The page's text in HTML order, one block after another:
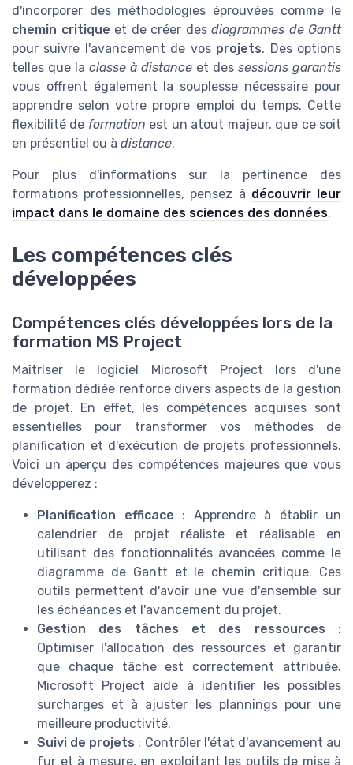
d'incorporer des méthodologies éprouvées comme le
chemin critique et de créer des diagrammes de Gantt
pour suivre l'avancement de vos projets. Des options
telles que la classe à distance et des sessions garantis
vous offrent également la souplesse nécessaire pour
apprendre selon votre propre emploi du temps. Cette
flexibilité de formation est un atout majeur, que ce soit
en présentiel ou à distance.
Pour plus d'informations sur la pertinence des
formations professionnelles, pensez à découvrir leur
impact dans le domaine des sciences des données.
Les compétences clés
développées
Compétences clés développées lors de la
formation MS Project
Maîtriser le logiciel Microsoft Project lors d'une
formation dédiée renforce divers aspects de la gestion
de projet. En effet, les compétences acquises sont
essentielles pour transformer vos méthodes de
planification et d'exécution de projets professionnels.
Voici un aperçu des compétences majeures que vous
développerez :
Planification efficace : Apprendre à établir un
calendrier de projet réaliste et réalisable en
utilisant des fonctionnalités avancées comme le
diagramme de Gantt et le chemin critique. Ces
outils permettent d'avoir une vue d'ensemble sur
les échéances et l'avancement du projet.
Gestion des tâches et des ressources :
Optimiser l'allocation des ressources et garantir
que chaque tâche est correctement attribuée.
Microsoft Project aide à identifier les possibles
surcharges et à ajuster les plannings pour une
meilleure productivité.
Suivi de projets : Contrôler l'état d'avancement au
fur et à mesure, en exploitant les outils de mise à